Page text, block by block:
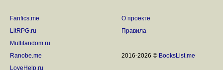
Fanfics.me
LitRPG.ru
Multifandom.ru
Ranobe.me
LoveHelp.ru
О проекте
Правила
2016-2026 © BooksList.me